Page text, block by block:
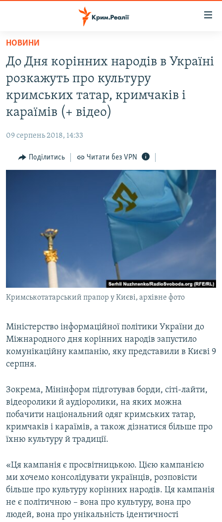
Перейти
основного
матеріалу
Перейти
до
основної
Перейти
пошуку
ВОДА.КРИМ
ВІДЕО ТА ФОТО
ПОЛІТИКА
ПОГЛЯД
ІНТЕРВ'Ю
ВІДЕОУРОКИ «ELIFBE»
СВІДЧЕННЯ ОКУПАЦІЇ
УКРАЇНСЬКА ПРОБЛЕМА КРИМУ
ЯК ОБІЙТИ БЛОКУВАННЯ
Qırımtatar
Усі сайти RFE/RL
НОВИНИ
До Дня корінних народів в Україні
розкажуть про культуру
кримських татар, кримчаків і
караїмів (+ відео)
09 серпень 2018, 14:33
Поділитись Читати без VPN
Кримськотатарський прапор у Києві, архівне фото
Міністерство інформаційної політики України до
Міжнародного дня корінних народів запустило
комунікаційну кампанію, яку представили в Києві 9
серпня.
Зокрема, Мінінформ підготував борди, сіті-лайти,
відеоролики й аудіоролики, на яких можна
побачити національний одяг кримських татар,
кримчаків і караїмів, а також дізнатися більше про
їхню культуру й традиції.
«Ця кампанія є просвітницькою. Цією кампанією
ми хочемо консолідувати українців, розповісти
більше про культуру корінних народів. Ця кампанія
не є політичною – вона про культуру, вона про
людей, вона про унікальність ідентичності